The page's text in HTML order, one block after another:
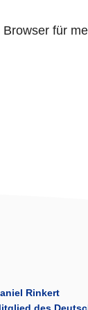
für
Rinkert